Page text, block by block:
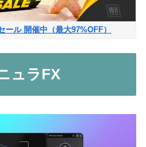
ル 開催中（最大97%OFF）
ュラFX